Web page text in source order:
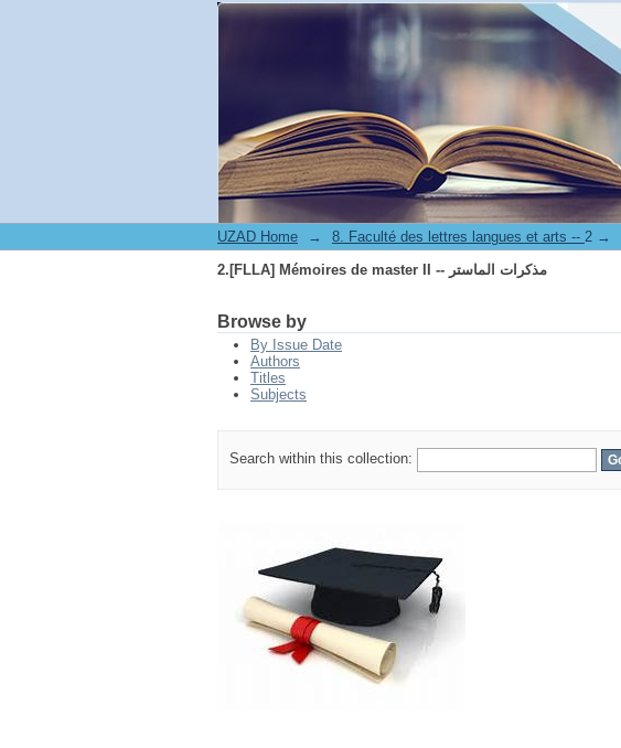
2.[FLLA] Mémoires de master II -- مذكرات الماستر
UZAD Home → →
2.[FLLA] Mémoires de master II -- مذكرات الماستر
Browse by
By Issue Date
Authors
Titles
Subjects
Search within this collection: